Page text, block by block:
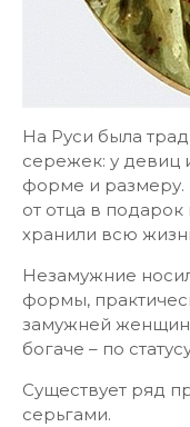
На Руси была
сережек: у девиц
форме и размеру.
от отца в
хранили всю
Незамужние
формы,
замужней
богаче – по
Существует ряд
серьгами.